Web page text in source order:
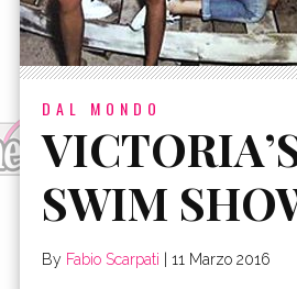
DAL MONDO
SWIM
By Fabio Scarpati 11 Marzo 2016